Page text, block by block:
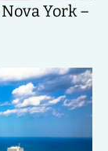
York –